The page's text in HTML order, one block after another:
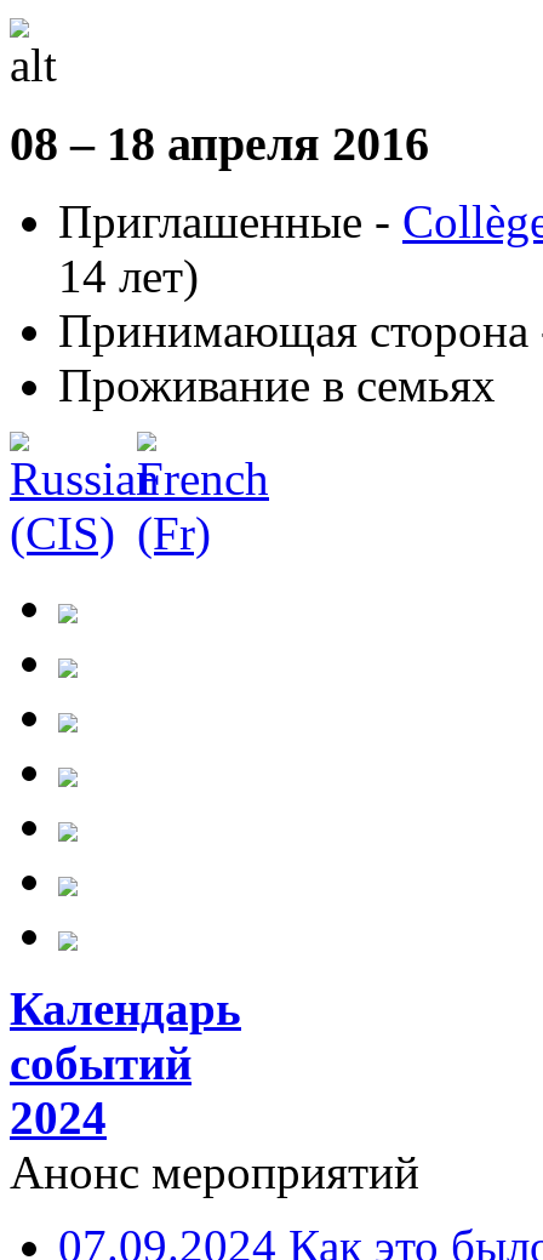
08 – 18 апреля 2016
Приглашенные -
14 лет)
Принимающая
Проживание в семьях
Календарь
событий
2024
Анонс мероприятий
07.09.2024 Как это